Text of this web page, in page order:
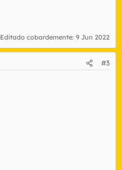
Editado cobardemente: 9 Jun 2022
#3